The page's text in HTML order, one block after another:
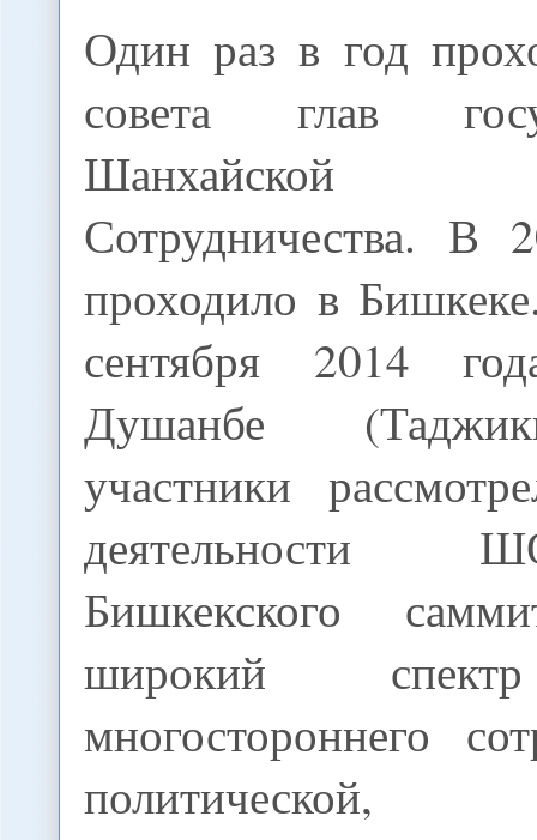
Один раз в год
совета глав
Шанхайской
Сотрудничества. В
проходило в
сентября 2014
Душанбе
участники
деятельности
Бишкекского
широкий
многостороннего